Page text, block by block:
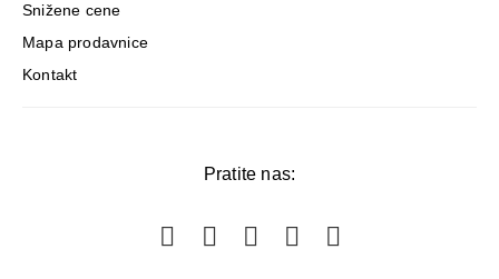
Snižene cene
Mapa prodavnice
Kontakt
Pratite nas: